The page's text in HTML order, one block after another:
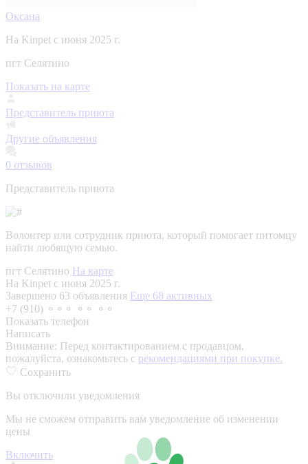
Оксана
На Kinpet c июня 2025 г.
пгт Селятино
Показать на карте
Представитель приюта
Другие объявления
0 отзывов
Представитель приюта
Волонтер или сотрудник приюта, который помогает питомцу
найти любящую семью.
пгт Селятино На карте
На Kinpet c июня 2025 г.
Завершено 63 объявления Еще 68 активных
+7 (910) ⚬⚬⚬ ⚬⚬ ⚬⚬
Показать телефон
Написать
Внимание: Перед контактированием с продавцом,
пожалуйста, ознакомьтесь с рекомендациями при покупке.
Сохранить
Вы отключили уведомления
Мы не сможем отправить вам уведомление об изменении
цены
Включить